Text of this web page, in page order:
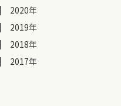
2020年
2019年
2018年
2017年